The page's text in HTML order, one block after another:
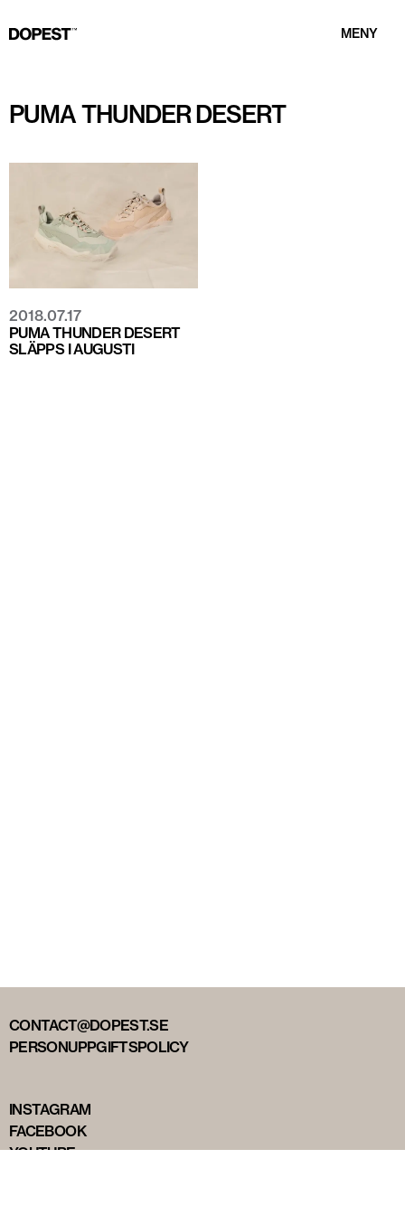
MENY
PUMA THUNDER DESERT
2018.07.17
PUMA THUNDER DESERT
SLÄPPS I AUGUSTI
CONTACT@DOPEST.SE
PERSONUPPGIFTSPOLICY
INSTAGRAM
FACEBOOK
YOUTUBE